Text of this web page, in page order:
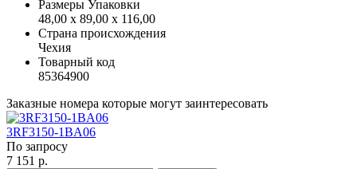
Размеры Упаковки
48,00 x 89,00 x 116,00
Страна происхождения
Чехия
Товарный код
85364900
Заказные номера которые могут заинтересовать
3RF3150-1BA06
По запросу
7 151 р.